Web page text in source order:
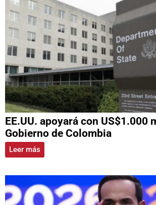
EE.UU. apoyará con US$1.000
Gobierno de Colombia
Leer más